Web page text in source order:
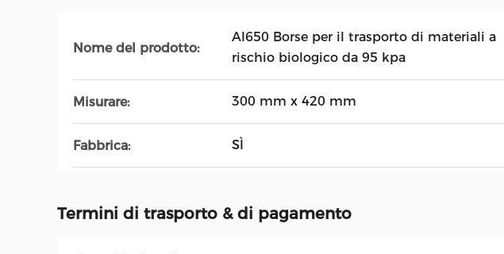
Nome del prodotto:
AI650 Borse per il trasporto di materiali a
rischio biologico da 95 kpa
Misurare: 300 mm x 420 mm
Fabbrica: SÌ
Termini di trasporto & di pagamento